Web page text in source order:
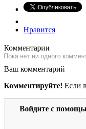
Нравится
Комментарии
Пока нет ни одного
Ваш комментарий
Комментируйте! Если
Войдите с